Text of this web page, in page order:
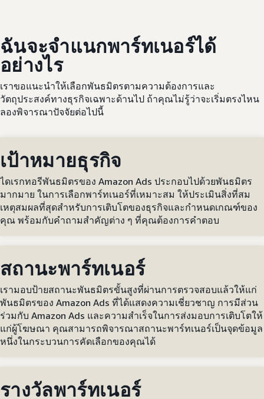
ฉันจะจำแนกพาร์ทเนอร์ได้
อย่างไร
เราขอแนะนำให้เลือกพันธมิตรตามความต้องการและ
วัตถุประสงค์ทางธุรกิจเฉพาะด้านไป ถ้าคุณไม่รู้ว่าจะเริ่มตรงไหน
ลองพิจารณาปัจจัยต่อไปนี้
เป้าหมายธุรกิจ
ไดเรกทอรีพันธมิตรของ Amazon Ads ประกอบไปด้วยพันธมิตร
มากมาย ในการเลือกพาร์ทเนอร์ที่เหมาะสม ให้ประเมินสิ่งที่สม
เหตุสมผลที่สุดสำหรับการเติบโตของธุรกิจและกำหนดเกณฑ์ของ
คุณ พร้อมกับคำถามสำคัญต่าง ๆ ที่คุณต้องการคำตอบ
สถานะพาร์ทเนอร์
เรามอบป้ายสถานะพันธมิตรขั้นสูงที่ผ่านการตรวจสอบแล้วให้แก่
พันธมิตรของ Amazon Ads ที่ได้แสดงความเชี่ยวชาญ การมีส่วน
ร่วมกับ Amazon Ads และความสำเร็จในการส่งมอบการเติบโตให้
แก่ผู้โฆษณา คุณสามารถพิจารณาสถานะพาร์ทเนอร์เป็นจุดข้อมูล
หนึ่งในกระบวนการคัดเลือกของคุณได้
รางวัลพาร์ทเนอร์